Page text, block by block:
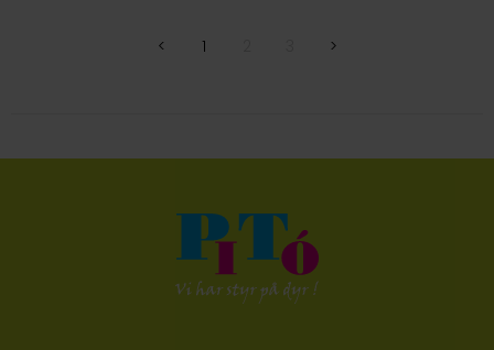
< 1 >